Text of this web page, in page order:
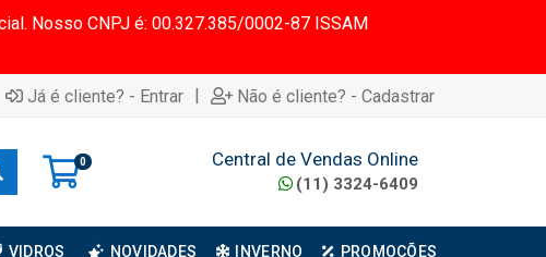
Nosso CNPJ é: 00.327.385/0002-87 ISSAM
Já é cliente? - Entrar | Não é cliente? - Cadastrar
0 Central de Vendas Online
(11) 3324-6409
VIDROS NOVIDADES INVERNO PROMOÇÕES